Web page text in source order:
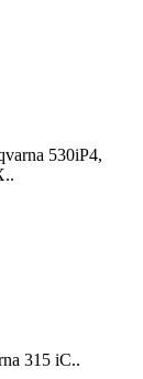
530iP4,
315 iC..